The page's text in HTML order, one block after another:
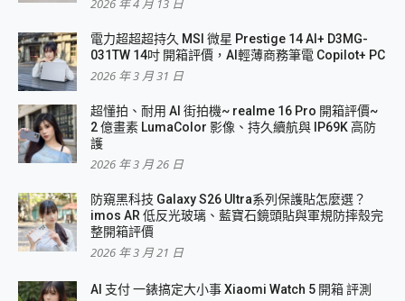
2026 年 4 月 13 日
電力超超超持久 MSI 微星 Prestige 14 AI+ D3MG-
031TW 14吋 開箱評價，AI輕薄商務筆電 Copilot+ PC
2026 年 3 月 31 日
超懂拍、耐用 AI 街拍機~ realme 16 Pro 開箱評價~
2 億畫素 LumaColor 影像、持久續航與 IP69K 高防
護
2026 年 3 月 26 日
防窺黑科技 Galaxy S26 Ultra系列保護貼怎麼選？
imos AR 低反光玻璃、藍寶石鏡頭貼與軍規防摔殼完
整開箱評價
2026 年 3 月 21 日
AI 支付 一錶搞定大小事 Xiaomi Watch 5 開箱 評測